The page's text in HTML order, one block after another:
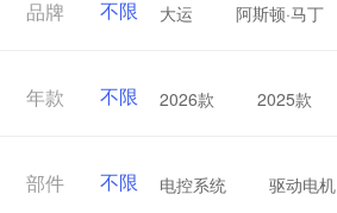
品牌 不限 大运 阿斯顿·马丁
年款 不限 2026款 2025款
部件 不限 电控系统 驱动电机